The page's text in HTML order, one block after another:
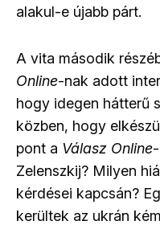
alakul-e újabb párt.
A vita második
Online-nak adott
hogy idegen hátterű
közben, hogy
pont a Válasz Online
Zelenszkij? Milyen
kérdései kapcsán?
kerültek az ukrán